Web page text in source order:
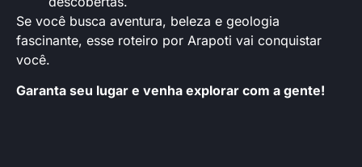
Se você busca aventura, beleza e geologia
fascinante, esse roteiro por Arapoti vai conquistar
você.
Garanta seu lugar e venha explorar com a gente!